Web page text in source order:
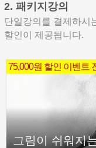
2. 패키지강의
단일강의를 결제하시
할인이 제공됩니다.
75,000원 할인 이벤트
그림이 쉬워지